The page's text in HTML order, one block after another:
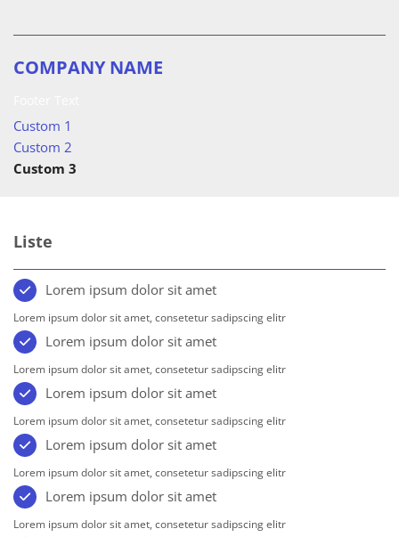
COMPANY NAME
Custom 1
Custom 2
Custom 3
Liste
Lorem ipsum dolor sit amet
Lorem ipsum dolor sit amet, consetetur sadipscing elitr
Lorem ipsum dolor sit amet
Lorem ipsum dolor sit amet, consetetur sadipscing elitr
Lorem ipsum dolor sit amet
Lorem ipsum dolor sit amet, consetetur sadipscing elitr
Lorem ipsum dolor sit amet
Lorem ipsum dolor sit amet, consetetur sadipscing elitr
Lorem ipsum dolor sit amet
Lorem ipsum dolor sit amet, consetetur sadipscing elitr